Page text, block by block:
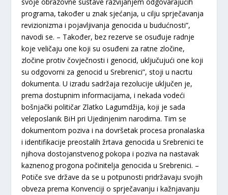
programa, također u znak sjećanja, u cilju sprječavanja
revizionizma i pojavljivanja genocida u budućnosti”,
navodi se. – Također, bez rezerve se osuđuje radnje
koje veličaju one koji su osuđeni za ratne zločine,
zločine protiv čovječnosti i genocid, uključujući one koji
su odgovorni za genocid u Srebrenici”, stoji u nacrtu
dokumenta. U izradu sadržaja rezolucije uključen je,
prema dostupnim informacijama, i nekada vodeći
bošnjački političar Zlatko Lagumdžija, koji je sada
veleposlanik BiH pri Ujedinjenim narodima. Tim se
dokumentom poziva i na dovršetak procesa pronalaska
i identifikacije preostalih žrtava genocida u Srebrenici te
njihova dostojanstvenog pokopa i poziva na nastavak
kaznenog progona počinitelja genocida u Srebrenici. –
Potiče sve države da se u potpunosti pridržavaju svojih
obveza prema Konvenciji o sprječavanju i kažnjavanju